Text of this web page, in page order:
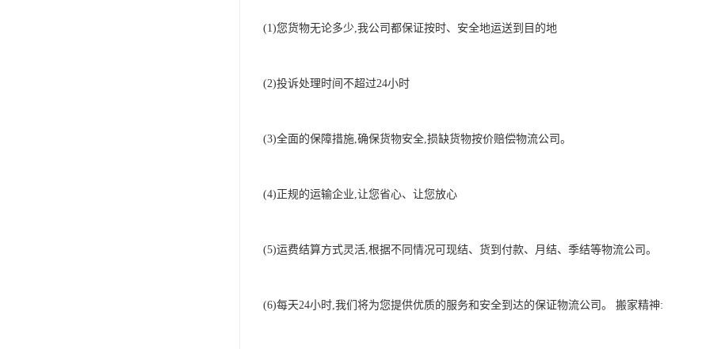
(1)您货物无论多少,我公司都保证按时、安全地运送到目的地
(2)投诉处理时间不超过24小时
(3)全面的保障措施,确保货物安全,损缺货物按价赔偿物流公司。
(4)正规的运输企业,让您省心、让您放心
(5)运费结算方式灵活,根据不同情况可现结、货到付款、月结、季结等物流公司。
(6)每天24小时,我们将为您提供优质的服务和安全到达的保证物流公司。 搬家精神: